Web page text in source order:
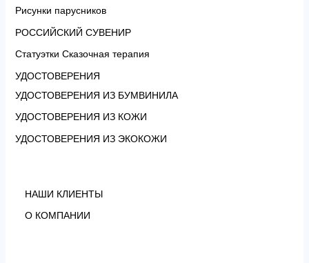
Рисунки парусников
РОССИЙСКИЙ СУВЕНИР
Статуэтки Сказочная терапия
УДОСТОВЕРЕНИЯ
УДОСТОВЕРЕНИЯ ИЗ БУМВИНИЛА
УДОСТОВЕРЕНИЯ ИЗ КОЖИ
УДОСТОВЕРЕНИЯ ИЗ ЭКОКОЖИ
НАШИ КЛИЕНТЫ
О КОМПАНИИ